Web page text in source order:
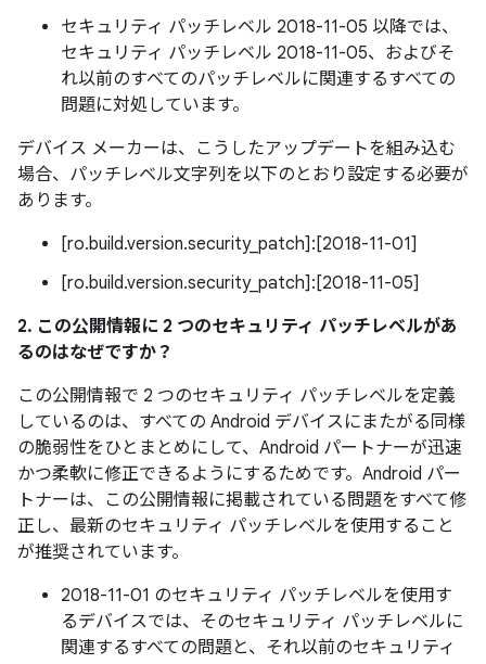
セキュリティ パッチレベル 2018-11-05 以降では、
セキュリティ パッチレベル 2018-11-05、およびそ
れ以前のすべてのパッチレベルに関連するすべての
問題に対処しています。
デバイス メーカーは、こうしたアップデートを組み込む
場合、パッチレベル文字列を以下のとおり設定する必要が
あります。
[ro.build.version.security_patch]:[2018-11-01]
[ro.build.version.security_patch]:[2018-11-05]
2. この公開情報に 2 つのセキュリティ パッチレベルがあ
るのはなぜですか？
この公開情報で 2 つのセキュリティ パッチレベルを定義
しているのは、すべての Android デバイスにまたがる同様
の脆弱性をひとまとめにして、Android パートナーが迅速
かつ柔軟に修正できるようにするためです。Android パー
トナーは、この公開情報に掲載されている問題をすべて修
正し、最新のセキュリティ パッチレベルを使用すること
が推奨されています。
2018-11-01 のセキュリティ パッチレベルを使用す
るデバイスでは、そのセキュリティ パッチレベルに
関連するすべての問題と、それ以前のセキュリティ